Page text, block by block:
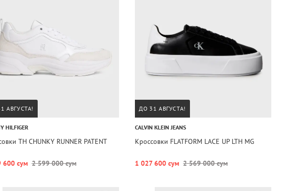
АВГУСТА!
HILFIGER
TH CHUNKY RUNNER PATENT
600 сум 2 599 000 сум
ДО 31 АВГУСТА!
CALVIN KLEIN JEANS
Кроссовки FLATFORM LACE UP LTH MG
1 027 600 сум 2 569 000 сум